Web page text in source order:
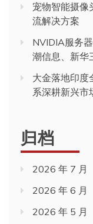
宠物智能摄像
流解决方案
NVIDIA服务
潮信息、新华
大金落地印度
系深耕新兴市
归档
2026 年 7 月
2026 年 6 月
2026 年 5 月